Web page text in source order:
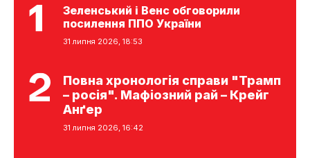
Зеленський і Венс обговорили
посилення ППО України
31 липня 2026, 18:53
Повна хронологія справи "Трамп
– росія". Мафіозний рай – Крейг
Анґер
31 липня 2026, 16:42